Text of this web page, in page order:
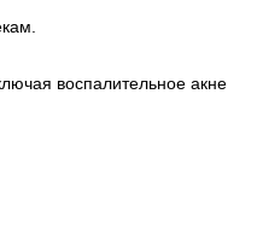
воспалительное акне